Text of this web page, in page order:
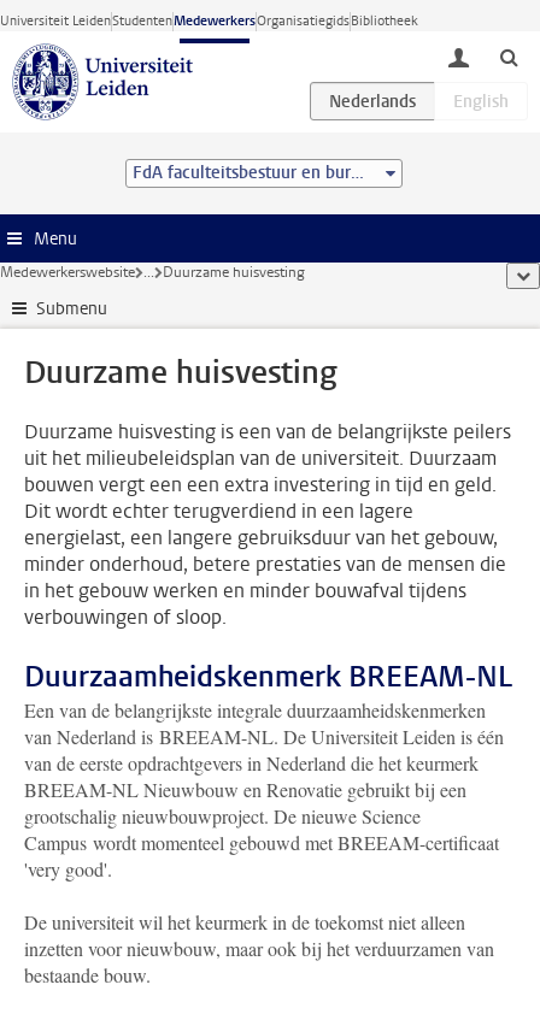
Ga direct naar de inhoud
Universiteit LeidenStudentenMedewerkersOrganisatiegidsBibliotheek
toggle
FdA faculteitsbestuur en bureau
Menu
Medewerkerswebsite ... Duurzame huisvesting
Submenu
Duurzame huisvesting
Duurzame huisvesting is een van de belangrijkste peilers
uit het milieubeleidsplan van de universiteit. Duurzaam
bouwen vergt een een extra investering in tijd en geld.
Dit wordt echter terugverdiend in een lagere
energielast, een langere gebruiksduur van het gebouw,
minder onderhoud, betere prestaties van de mensen die
in het gebouw werken en minder bouwafval tijdens
verbouwingen of sloop.
Duurzaamheidskenmerk BREEAM-NL
Een van de belangrijkste integrale duurzaamheidskenmerken
van Nederland is BREEAM-NL. De Universiteit Leiden is één
van de eerste opdrachtgevers in Nederland die het keurmerk
BREEAM-NL Nieuwbouw en Renovatie gebruikt bij een
grootschalig nieuwbouwproject. De nieuwe Science
Campus wordt momenteel gebouwd met BREEAM-certificaat
'very good'.
De universiteit wil het keurmerk in de toekomst niet alleen
inzetten voor nieuwbouw, maar ook bij het verduurzamen van
bestaande bouw.